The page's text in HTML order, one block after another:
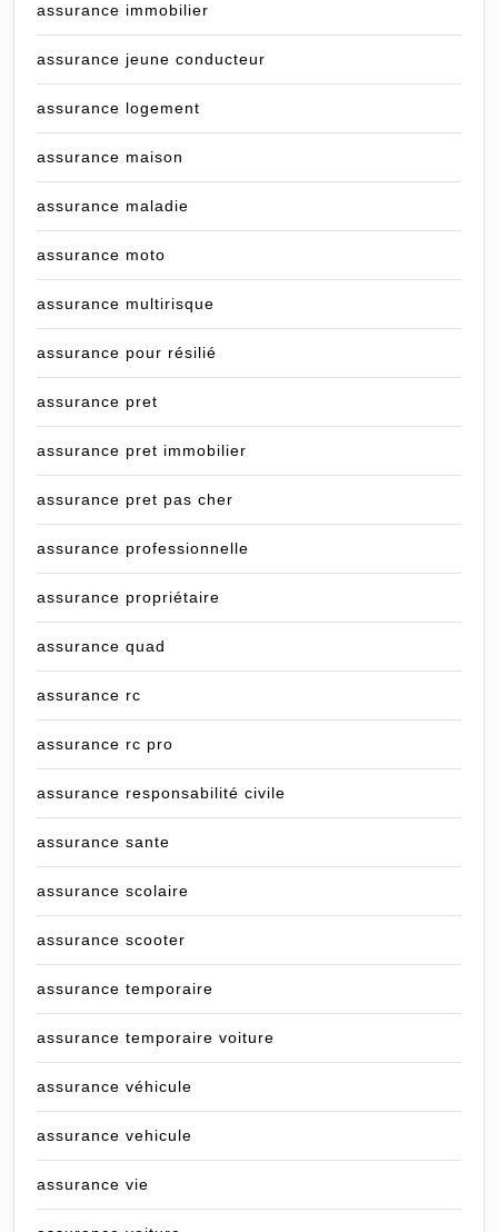
assurance immobilier
assurance jeune conducteur
assurance logement
assurance maison
assurance maladie
assurance moto
assurance multirisque
assurance pour résilié
assurance pret
assurance pret immobilier
assurance pret pas cher
assurance professionnelle
assurance propriétaire
assurance quad
assurance rc
assurance rc pro
assurance responsabilité civile
assurance sante
assurance scolaire
assurance scooter
assurance temporaire
assurance temporaire voiture
assurance véhicule
assurance vehicule
assurance vie